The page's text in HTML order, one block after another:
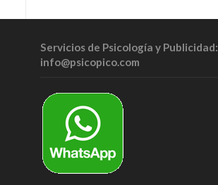
Servicios de Psicología y Publicidad:
info@psicopico.com